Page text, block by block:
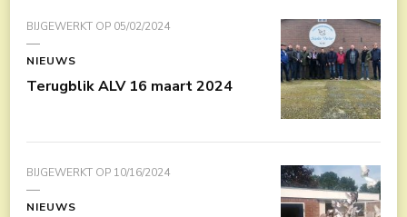
BIJGEWERKT OP 05/02/2024
NIEUWS
Terugblik ALV 16 maart 2024
BIJGEWERKT OP 10/16/2024
NIEUWS